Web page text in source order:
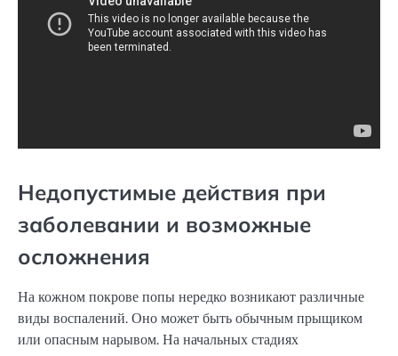
Недопустимые действия при
заболевании и возможные
осложнения
На кожном покрове попы нередко возникают различные
виды воспалений. Оно может быть обычным прыщиком
или опасным нарывом. На начальных стадиях